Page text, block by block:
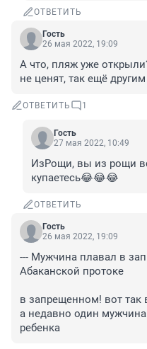
ОТВЕТИТЬ
Гость
26 мая 2022, 19:09
А что, пляж уже
не ценят, так ещё
ОТВЕТИТЬ 1
Гость
27 мая 2022, 10:49
ИзРощи, вы из рощи
купаетесь😂😂😂
ОТВЕТИТЬ
Гость
26 мая 2022, 19:09
--- Мужчина плавал в
Абаканской протоке
в запрещенном! вот так
а недавно один
ребенка